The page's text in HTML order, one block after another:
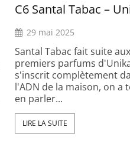
C6 Santal Tabac –
29 mai 2025
Santal Tabac fait suite
premiers parfums
s'inscrit complètement
l'ADN de la maison, on a
en parler...
LIRE LA SUITE